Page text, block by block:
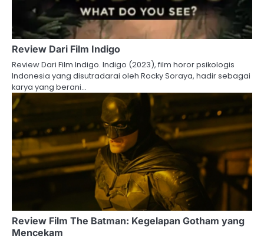
Review Dari Film Indigo
Review Dari Film Indigo. Indigo (2023), film horor psikologis
Indonesia yang disutradarai oleh Rocky Soraya, hadir sebagai
karya yang berani…
Review Film The Batman: Kegelapan Gotham yang
Mencekam